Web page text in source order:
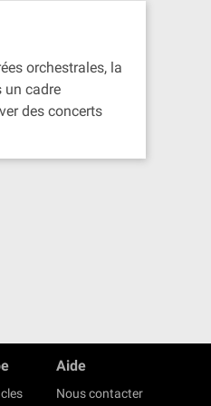
orchestrales, la
un cadre
des concerts
Aide
Nous contacter